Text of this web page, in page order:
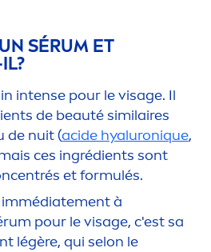
SÉRUM ET
intense pour le visage. Il
de beauté similaires
de nuit (acide hyaluronique,
ces ingrédients sont
et formulés.
immédiatement à
pour le visage, c'est sa
t légère, qui selon le